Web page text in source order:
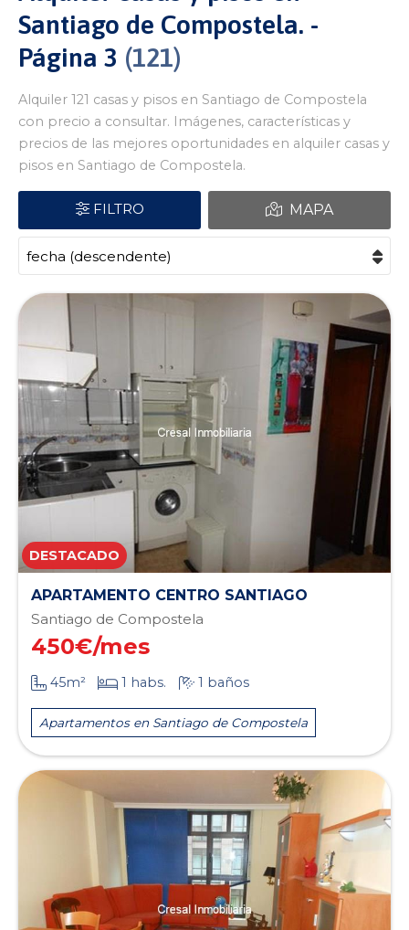
Santiago de Compostela. -
Página 3 121
Alquiler 121 casas y pisos en Santiago de Compostela
con precio a consultar. Imágenes, características y
precios de las mejores oportunidades en alquiler casas y
pisos en Santiago de Compostela.
FILTRO MAPA
APARTAMENTO CENTRO SANTIAGO
450€/mes
45m² 1 habs. 1 baños
Santiago de Compostela
Apartamentos en Santiago de Compostela